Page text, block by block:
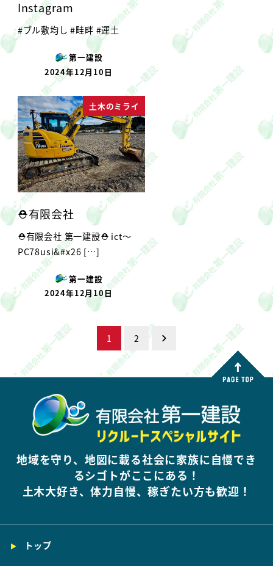
Instagram
#ブル敷均し #畦畔 #運土
第一建設
投稿日
2024年12月10日
土木のミライ
⛑有限会社
⛑有限会社 第一建設⛑ ict〜
PC78usi‍&#x26 […]
第一建設
投稿日
2024年12月10日
1 2
地域を守り、地図に載る社会に家族に自慢でき
るシゴトがここにある！
土木大好き、体力自慢、稼ぎたい方も歓迎！
トップ